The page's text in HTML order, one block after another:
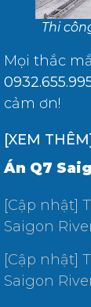
Thi
Mọi thắc
cảm ơn!
[XEM THÊM]
Án Q7
[Cập nhật]
Saigon
[Cập nhật]
Saigon